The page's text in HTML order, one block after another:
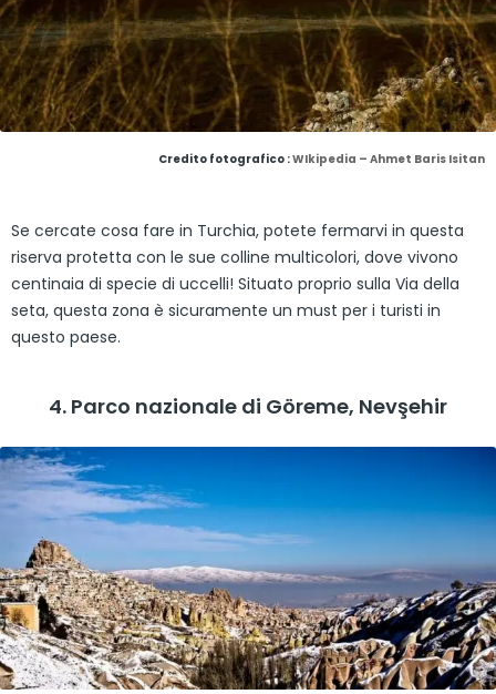
Credito fotografico :WIkipedia – Ahmet Baris Isitan
Se cercate cosa fare in Turchia, potete fermarvi in questa
riserva protetta con le sue colline multicolori, dove vivono
centinaia di specie di uccelli! Situato proprio sulla Via della
seta, questa zona è sicuramente un must per i turisti in
questo paese.
4. Parco nazionale di Göreme, Nevşehir